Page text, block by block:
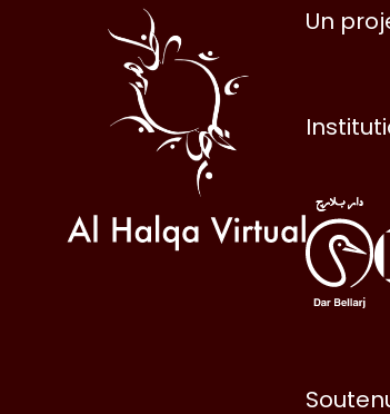
Halqa
Un